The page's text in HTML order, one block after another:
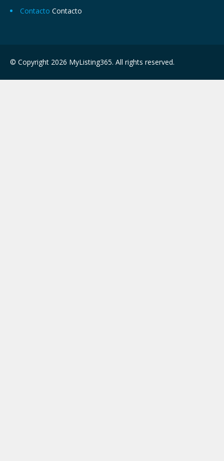
Contacto Contacto
© Copyright 2026 MyListing365. All rights reserved.